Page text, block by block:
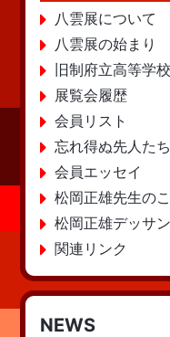
八雲展について
八雲展の始まり
旧制府立高等学
展覧会履歴
会員リスト
忘れ得ぬ先人たち
会員エッセイ
松岡正雄先生の
松岡正雄デッサ
関連リンク
NEWS